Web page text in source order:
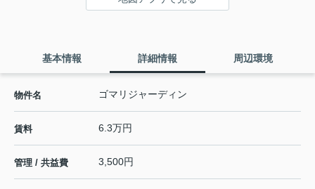
基本情報 詳細情報 周辺環境
物件名 ゴマリジャーディン
賃料 6.3万円
管理 / 共益費 3,500円